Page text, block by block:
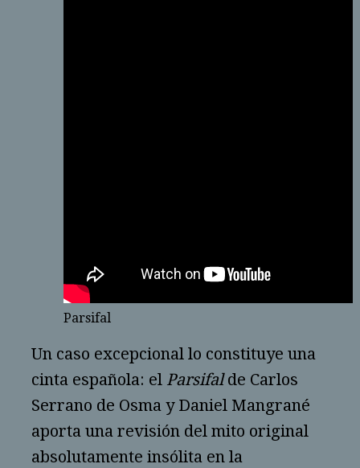
Parsifal
Un caso excepcional lo constituye una
cinta española: el Parsifalde Carlos
Serrano de Osma y Daniel Mangrané
aporta una revisión del mito original
absolutamente insólita en la